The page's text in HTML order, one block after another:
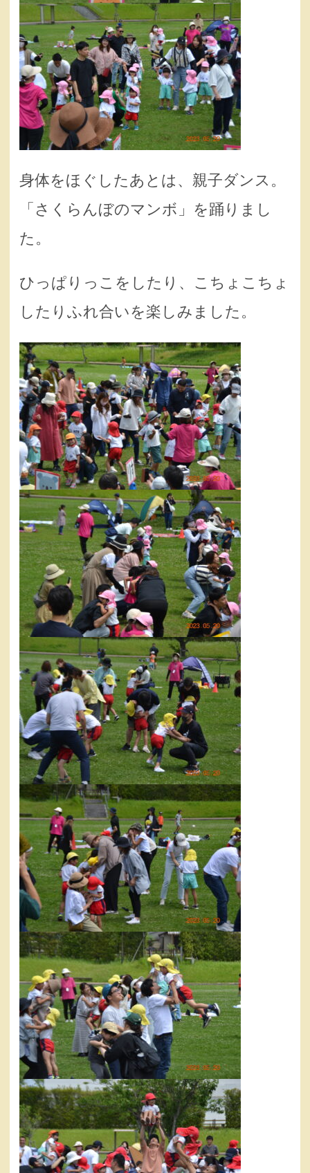
身体をほぐしたあとは、親子ダンス。
「さくらんぼのマンボ」を踊りまし
た。
ひっぱりっこをしたり、こちょこちょ
したりふれ合いを楽しみました。